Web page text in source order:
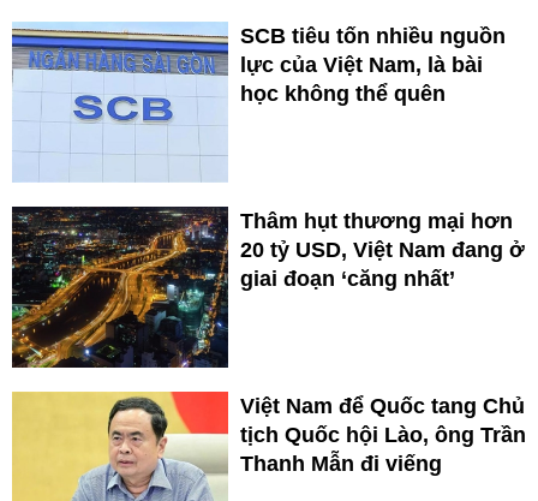
SCB tiêu tốn nhiều nguồn
lực của Việt Nam, là bài
học không thể quên
Thâm hụt thương mại hơn
20 tỷ USD, Việt Nam đang ở
giai đoạn ‘căng nhất’
Việt Nam để Quốc tang Chủ
tịch Quốc hội Lào, ông Trần
Thanh Mẫn đi viếng